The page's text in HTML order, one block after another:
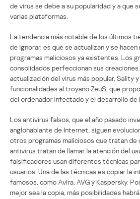
de virus se debe a su popularidad y a que
varias plataformas.
La tendencia más notable de los últimos
de ignorar, es que se actualizan y se
programas maliciosos ya existentes. Los
consolidados perfeccionan sus
actualización del virus más popular, Sality
funcionalidades al troyano ZeuS, que
del ordenador infectado y el desarrollo de
Los antivirus falsos, que el año pasado
anglohablante de Internet, siguen
otros programas maliciosos que tratan de
antivirus tratan de llamar la atención del
falsificadores usan diferentes técnicas
usuarios. Una de las técnicas es copiar la
famosos, como Avira, AVG y Kaspersky.
mejor sea la copia, más posibilidades